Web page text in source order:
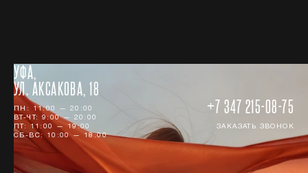
УФА,
УЛ. АКСАКОВА, 18
ПН: 11:00 — 20:00
ВТ-ЧТ: 9:00 — 20:00
ПТ: 11:00 — 19:00
СБ-ВС: 10:00 — 18:00
+7 347 215-08-75
ЗАКАЗАТЬ ЗВОНОК